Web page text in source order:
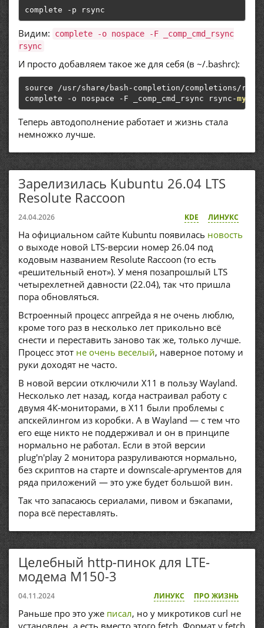
complete - p rsync
Видим:
complete -o nospace -F _comp_cmd_rsync
rsync
И просто добавляем такое же для себя (в ~/.bashrc):
source /usr/share / bash - completion /completions /
complete
- o nospace - F _comp_cmd_rsync rsync -my
Теперь автодополнение работает и жизнь стала
немножко лучше.
Зарелизилась Kubuntu 26.04 LTS
Resolute Raccoon
24.04.2026 KDE ЛИНУКС
На официальном сайте Kubuntu появилась новость
о выходе новой LTS-версии номер 26.04 под
кодовым названием Resolute Raccoon (то есть
«решительный енот»). У меня позапрошлый LTS
четырехлетней давности (22.04), так что пришла
пора обновляться.
Встроенный процесс апгрейда я не очень люблю,
кроме того раз в несколько лет прикольно всё
снести и переставить заново так же, только лучше.
Процесс этот не очень веселый, наверное потому и
руки доходят не часто.
В новой версии отключили X11 в пользу Wayland.
Несколько лет назад, когда настраивал работу с
двумя 4К-мониторами, в X11 были проблемы с
апскейлингом из коробки. А в Wayland — с тем что
его еще никто не поддерживал и он в принципе
нормально не работал. Если в этой версии
plug'n'play 2 монитора разруливаются нормально,
без скриптов на старте и downscale-аргументов для
ряда приложений — это уже будет большой вин.
Так что запасаюсь сериалами, пивом и бэкапами,
пора всё переставлять.
Целебный http-пинок для LTE-
модема M150-3
04.11.2024 ЛИНУКС ПРО ЖИЗНЬ
Раньше про это уже писал, но у микротиков curl не
установлен, а есть вместо этого fetch. Формат у fetch